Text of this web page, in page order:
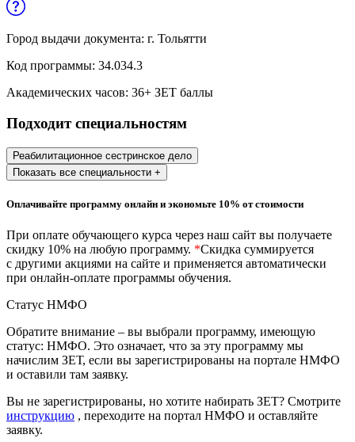
Социология и социальная работа
и служащих
История и археология
Психологические науки
Техносферная безопасность и
природообустройство
промышленности
Управление охраной труда.
Техносферная безопасность
Допуски
Город выдачи документа: г. Тольятти
Код программы: 34.034.3
Академических часов: 36+ ЗЕТ баллы
Подходит специальностям
Реабилитационное сестринское дело
Показать все специальности +
Оплачивайте программу онлайн и экономьте 10% от стоимости
При оплате обучающего курса через наш сайт вы получаете
скидку 10% на любую программу. *Скидка суммируется
с другими акциями на сайте и применяется автоматически
при онлайн-оплате программы обучения.
Статус НМФО
Обратите внимание – вы выбрали программу, имеющую
статус: НМФО. Это означает, что за эту программу мы
начислим ЗЕТ, если вы зарегистрированы на портале НМФО
и оставили там заявку.
Вы не зарегистрированы, но хотите набирать ЗЕТ? Смотрите
инструкцию , переходите на портал НМФО и оставляйте
заявку.